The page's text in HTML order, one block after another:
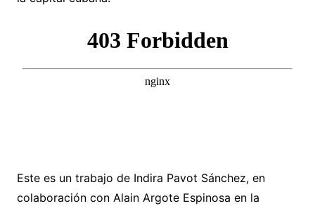
Este es un trabajo de Indira Pavot Sánchez, en
colaboración con Alain Argote Espinosa en la